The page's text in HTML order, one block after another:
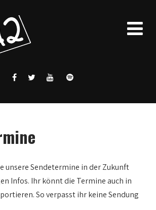
unsere Sendetermine in der Zukunft
Infos. Ihr könnt die Termine auch in
So verpasst ihr keine Sendung